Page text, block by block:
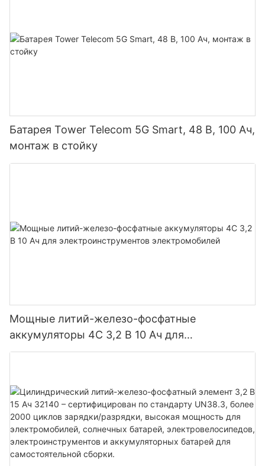
Батарея Tower Telecom 5G Smart, 48 В, 100 Ач,
монтаж в стойку
Мощные литий-железо-фосфатные
аккумуляторы 4C 3,2 В 10 Ач для
электроинструментов электромобилей